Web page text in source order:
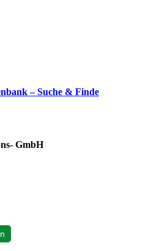
– Suche & Finde
GmbH